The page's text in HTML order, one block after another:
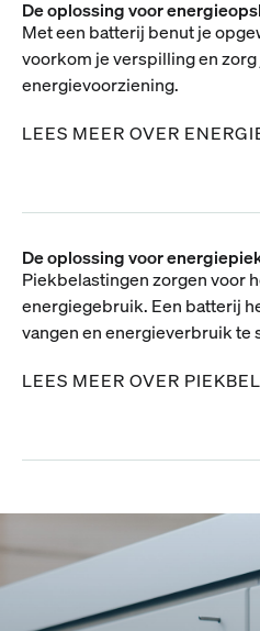
De oplossing voor
Met een batterij benut je
voorkom je verspilling en
energievoorziening.
LEES MEER OVER
De oplossing voor
Piekbelastingen zorgen voor
energiegebruik. Een batterij
vangen en energieverbruik te
LEES MEER OVER